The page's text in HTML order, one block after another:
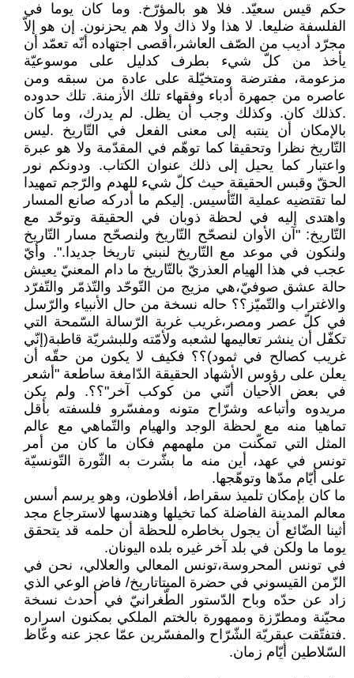
حكم قيس سعيّد. فلا هو بالمؤرّخ. وما كان يوما في
الفلسفة ضليعا. لا هذا ولا ذاك ولا هم يحزنون. إن هو إلاّ
مجرّد أديب من الصّف العاشر،أقصى اجتهاده أنّه تعمّد أن
يأخذ من كلّ شيء بطرف كدليل على موسوعيّة
مزعومة، مفترضة ومتخيّلة على عادة من سبقه ومن
عاصره من جمهرة أدباء وفقهاء تلك الأزمنة. تلك حدوده
.كذلك كان. وكذلك وجب أن يظل. لم يدرك، وما كان
بالإمكان أن ينتبه إلى معنى الفعل في التّاريخ .ليس
التّاريخ نظرا وتحقيقا كما توهّم في المقدّمة ولا هو عبرة
واعتبار كما يحيل إلى ذلك عنوان الكتاب. ودونكم نور
الحقّ وقبس الحقيقة حيث كلّ شيء للهدم والرّجم تمهيدا
لما تقتضيه عملية التّأسيس. إليكم ما أدركه صانع المسار
واهتدى إليه في لحظة ذوبان في الحقيقة وتوحّد مع
التّاريخ: "آن الأوان لنصحّح التّاريخ ولنصحّح مسار التّاريخ
ولنكون في موعد مع التّاريخ لنبني تاريخا جديدا.". وأيّ
عجب في هذا الهيام العذريّ بالتّاريخ ما دام المعنيّ يعيش
حالة عشق صوفيّ،هي مزيج من التّوحّد والتّذمّر والتّفرّد
والاغتراب والتّميّز؟؟ حاله نسخة من حال الأنبياء والرّسل
في كلّ عصر ومصر،غريب غربة الرّسالة السّمحة التي
تكفّل أن ينشر تعاليمها لشعبه ولأمّته وللبشريّة قاطبة(إنّي
غريب كصالح في ثمود)؟؟ فكيف لا يكون من حقّه أن
يعلن على رؤوس الأشهاد الحقيقة الدّامغة ساطعة "أشعر
في بعض الأحيان أنّني من كوكب آخر"؟؟. ولم يكن
مريدوه وأتباعه وشرّاح متونه ومفسّرو فلسفته بأقل
تماهيا منه مع لحظة الوجد والهيام والتّماهي مع عالم
المثل التي تمكّنت من ملهمهم فكان ما كان من أمر
تونس في عهد، أين منه ما بشّرت به الثّورة التّونسيّة
على أيّام مدّها وتوهّجها.
ما كان بإمكان تلميذ سقراط، أفلاطون، وهو يرسم أسس
معالم المدينة الفاضلة كما تخيلها وهندسها لاسترجاع مجد
أثينا الضّائع أن يجول بخاطره للحظة أن حلمه قد يتحقق
يوما ما ولكن في بلد آخر غيره بلده اليونان.
في تونس المحروسة،تونس المعالي والعلالي، نحن في
الزّمن القيسوني في حضرة الميتاتاريخ/ فاض الوعي الذي
زاد عن حدّه وباح الدّستور الطّغرانيّ في أحدث نسخة
محيّنة ومطرّزة وممهورة بالختم الملكي بمكنون اسراره
.فتفتّقت عبقريّة الشّرّاح والمفسّرين عمّا عجز عنه وعّاظ
السّلاطين أيّام زمان.